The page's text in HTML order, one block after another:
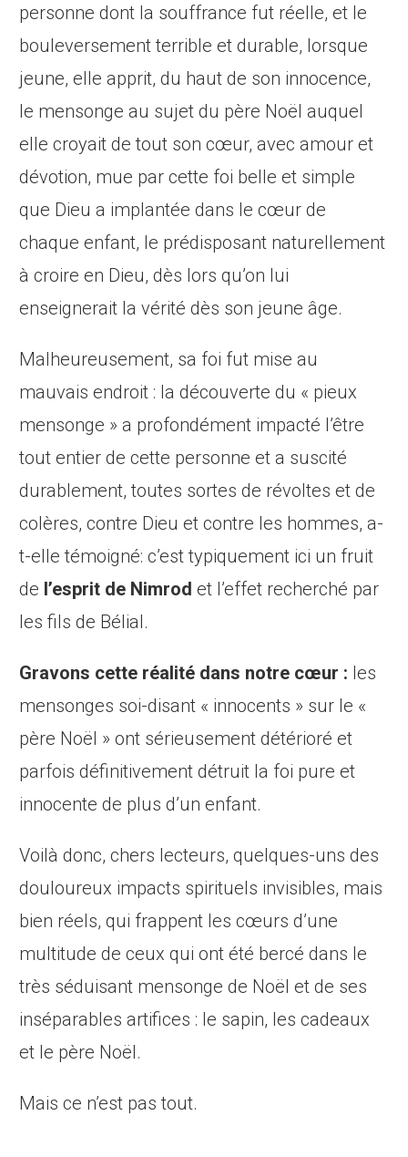
personne dont la souffrance fut réelle, et le
bouleversement terrible et durable, lorsque
jeune, elle apprit, du haut de son innocence,
le mensonge au sujet du père Noël auquel
elle croyait de tout son cœur, avec amour et
dévotion, mue par cette foi belle et simple
que Dieu a implantée dans le cœur de
chaque enfant, le prédisposant naturellement
à croire en Dieu, dès lors qu’on lui
enseignerait la vérité dès son jeune âge.
Malheureusement, sa foi fut mise au
mauvais endroit : la découverte du « pieux
mensonge » a profondément impacté l’être
tout entier de cette personne et a suscité
durablement, toutes sortes de révoltes et de
colères, contre Dieu et contre les hommes, a-
t-elle témoigné: c’est typiquement ici un fruit
de l’esprit de Nimrod et l’effet recherché par
les fils de Bélial.
Gravons cette réalité dans notre cœur : les
mensonges soi-disant « innocents » sur le «
père Noël » ont sérieusement détérioré et
parfois définitivement détruit la foi pure et
innocente de plus d’un enfant.
Voilà donc, chers lecteurs, quelques-uns des
douloureux impacts spirituels invisibles, mais
bien réels, qui frappent les cœurs d’une
multitude de ceux qui ont été bercé dans le
très séduisant mensonge de Noël et de ses
inséparables artifices : le sapin, les cadeaux
et le père Noël.
Mais ce n’est pas tout.